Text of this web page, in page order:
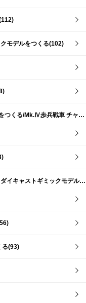
モデルをつくる(102)
ガールズ&パンツァー Ⅳ号戦車H型(D型改)をつくる/Mk.Ⅳ歩兵戦車 チャーチルMk.Ⅶをつくる(191)
アルカディア号/クイーン・エメラルダス号 ダイキャストギミックモデルをつくる(159)
る(93)